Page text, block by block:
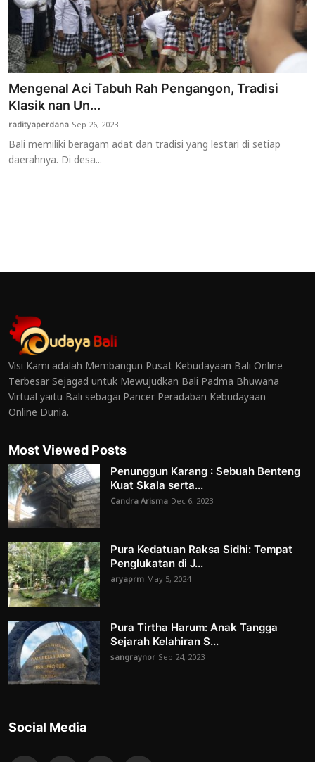
Mengenal Aci Tabuh Rah Pengangon, Tradisi
Klasik nan Un...
radityaperdana Sep 26, 2023
Bali memiliki beragam adat dan tradisi yang lestari di setiap
daerahnya. Di desa...
Visi Kami adalah Membangun Pusat Kebudayaan Bali Online
Terbesar Sejagad untuk Mewujudkan Bali Padma Bhuwana
Virtual yaitu Bali sebagai Pancer Peradaban Kebudayaan
Online Dunia.
Most Viewed Posts
Penunggun Karang : Sebuah Benteng
Kuat Skala serta...
Candra Arisma Dec 6, 2023
Pura Kedatuan Raksa Sidhi: Tempat
Penglukatan di J...
aryaprm May 5, 2024
Pura Tirtha Harum: Anak Tangga
Sejarah Kelahiran S...
sangraynor Sep 24, 2023
Social Media